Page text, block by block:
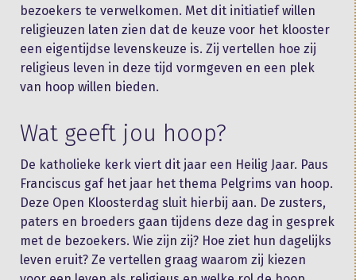
bezoekers te verwelkomen. Met dit initiatief willen
religieuzen laten zien dat de keuze voor het klooster
een eigentijdse levenskeuze is. Zij vertellen hoe zij
religieus leven in deze tijd vormgeven en een plek
van hoop willen bieden.
Wat geeft jou hoop?
De katholieke kerk viert dit jaar een Heilig Jaar. Paus
Franciscus gaf het jaar het thema Pelgrims van hoop.
Deze Open Kloosterdag sluit hierbij aan. De zusters,
paters en broeders gaan tijdens deze dag in gesprek
met de bezoekers. Wie zijn zij? Hoe ziet hun dagelijks
leven eruit? Ze vertellen graag waarom zij kiezen